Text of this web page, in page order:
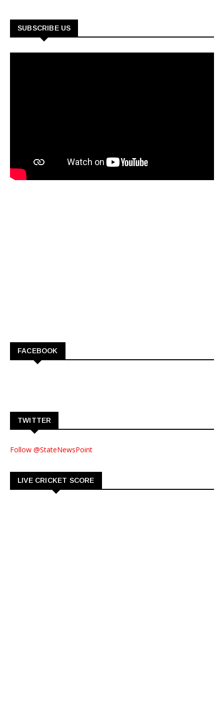
SUBSCRIBE US
FACEBOOK
TWITTER
Follow @StateNewsPoint
LIVE CRICKET SCORE